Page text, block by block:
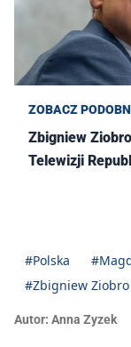
ZOBACZ
Zbigniew
Telewizji
#Polska
#Zbigniew Ziobro
Autor: Anna Zyzek